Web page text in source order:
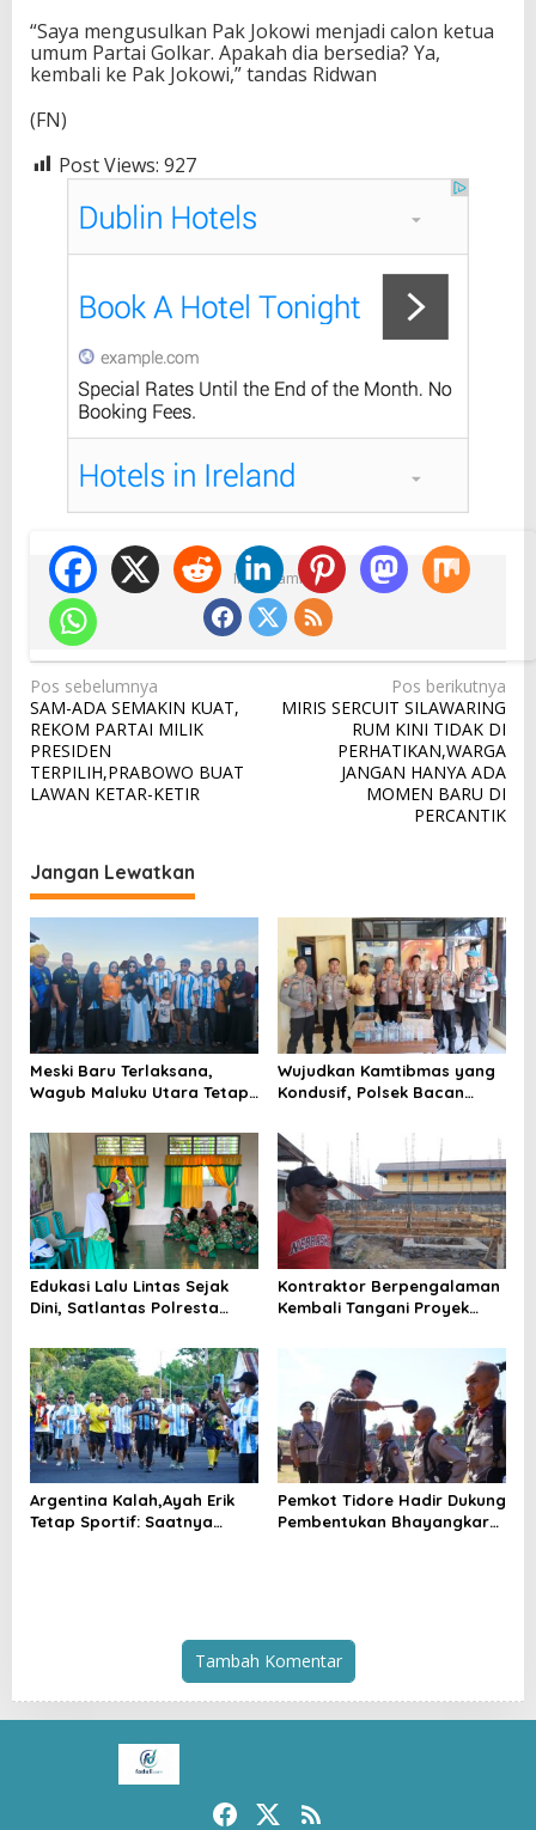
“Saya mengusulkan Pak Jokowi menjadi calon ketua
umum Partai Golkar. Apakah dia bersedia? Ya,
kembali ke Pak Jokowi,” tandas Ridwan
(FN)
Post Views: 927
Ikuti Kami
N
a
v
i
s
i
p
o
s
Pos sebelumnya
SAM-ADA SEMAKIN KUAT,
REKOM PARTAI MILIK
PRESIDEN
TERPILIH,PRABOWO BUAT
LAWAN KETAR-KETIR
Pos berikutnya
MIRIS SERCUIT SILAWARING
RUM KINI TIDAK DI
PERHATIKAN,WARGA
JANGAN HANYA ADA
MOMEN BARU DI
PERCANTIK
Jangan Lewatkan
Meski Baru Terlaksana,
Wagub Maluku Utara Tetap
Pantai Tugulufa
Wujudkan Kamtibmas yang
Kondusif, Polsek Bacan
Peredaran Miras Cap Tikus
Edukasi Lalu Lintas Sejak
Dini, Satlantas Polresta
School_ di MIN 1 Kota
Tidore Kepulauan
Kontraktor Berpengalaman
Kembali Tangani Proyek
Mess Senilai Rp4,76 Miliar
Resmi Dimulai
Argentina Kalah,Ayah Erik
Tetap Sportif: Saatnya
Pemkot Tidore Hadir Dukung
Pembentukan Bhayangkara
Tambah Komentar